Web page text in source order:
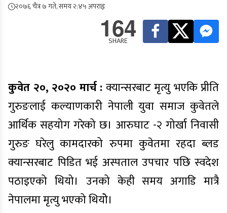
२०७६ चैत्र ७ गते, समय २:४५ अपराह्न
164
SHARE
कुवेत २०, २०२० मार्च : क्यान्सरबाट मृत्यु भएकि प्रीति
गुरुङलाई कल्याणकारी नेपाली युवा समाज कुवेतले
आर्थिक सहयोग गरेको छ। आरुघाट -२ गोर्खा निवासी
गुरुङ घरेलु कामदारको रुपमा कुवेतमा रहदा ब्लड
क्यान्सरबाट पिडित भई अस्पताल उपचार पछि स्वदेश
पठाइएको थियो। उनको केही समय अगाडि मात्रै
नेपालमा मृत्यु भएको थियोे।